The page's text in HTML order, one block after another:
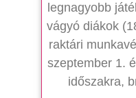
legnagyobb
vágyó diákok
raktári
szeptember 1.
időszakra,